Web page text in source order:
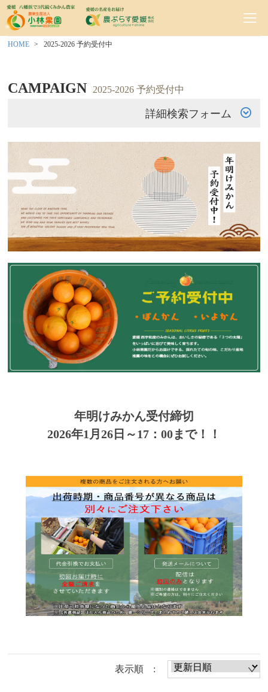
HOME 2025-2026 予約受付中
CAMPAIGN 2025-2026 予約受付中
詳細検索フォーム
年明けみかん受付締切
2026年1月26日～17：00まで！！
表示順 :